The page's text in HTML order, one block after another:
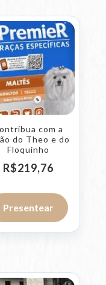
com a
do Theo e do
Floquinho
R$219,76
Presentear